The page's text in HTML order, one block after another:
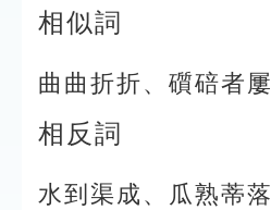
相似詞
曲曲折折、礩碚者屢
相反詞
水到渠成、瓜熟蒂落